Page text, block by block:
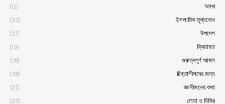
আদব
(12)
ইসলামিক মূল্যবোধ
(23)
উপদেশ
(27)
ক্বিয়ামত
(10)
গুরুত্বপূর্ণ আমল
(28)
চিন্তাশীলদের জন্য
(38)
জ্ঞানীজনের কথা
(27)
দোয়া ও যিকির
(23)